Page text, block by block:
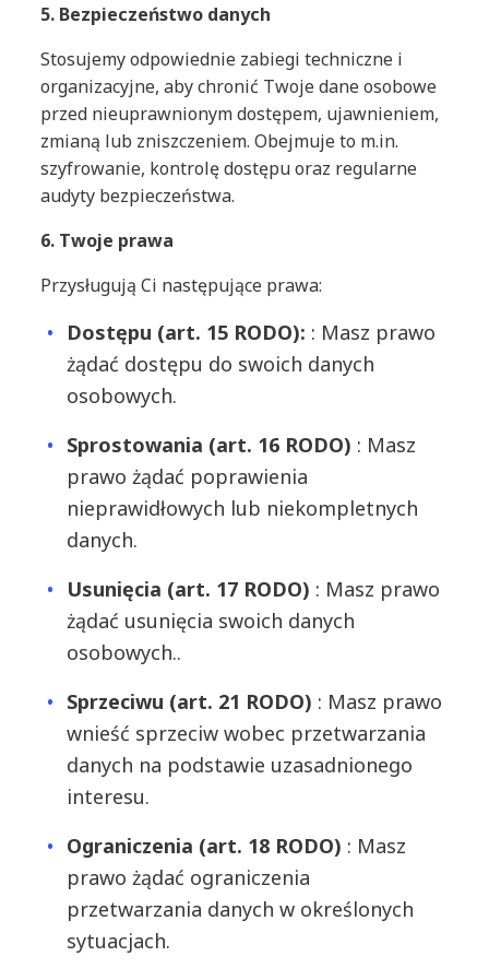
5. Bezpieczeństwo danych
Stosujemy odpowiednie zabiegi techniczne i
organizacyjne, aby chronić Twoje dane osobowe
przed nieuprawnionym dostępem, ujawnieniem,
zmianą lub zniszczeniem. Obejmuje to m.in.
szyfrowanie, kontrolę dostępu oraz regularne
audyty bezpieczeństwa.
6. Twoje prawa
Przysługują Ci następujące prawa:
Dostępu (art. 15 RODO): : Masz prawo
żądać dostępu do swoich danych
osobowych.
Sprostowania (art. 16 RODO) : Masz
prawo żądać poprawienia
nieprawidłowych lub niekompletnych
danych.
Usunięcia (art. 17 RODO) : Masz prawo
żądać usunięcia swoich danych
osobowych..
Sprzeciwu (art. 21 RODO) : Masz prawo
wnieść sprzeciw wobec przetwarzania
danych na podstawie uzasadnionego
interesu.
Ograniczenia (art. 18 RODO) : Masz
prawo żądać ograniczenia
przetwarzania danych w określonych
sytuacjach.